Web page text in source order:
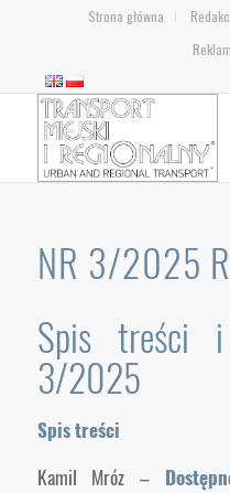
Strona główna
NR 3/2025
Spis treści i
3/2025
Spis treści
Kamil Mróz –